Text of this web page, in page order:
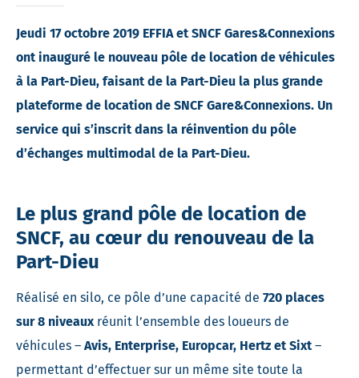
Jeudi 17 octobre 2019 EFFIA et SNCF Gares&Connexions
ont inauguré le nouveau pôle de location de véhicules
à la Part-Dieu, faisant de la Part-Dieu la plus grande
plateforme de location de SNCF Gare&Connexions. Un
service qui s’inscrit dans la réinvention du pôle
d’échanges multimodal de la Part-Dieu.
Le plus grand pôle de location de
SNCF, au cœur du renouveau de la
Part-Dieu
Réalisé en silo, ce pôle d’une capacité de 720 places
sur 8 niveauxréunit l’ensemble des loueurs de
véhicules – Avis, Enterprise, Europcar, Hertz et Sixt–
permettant d’effectuer sur un même site toute la